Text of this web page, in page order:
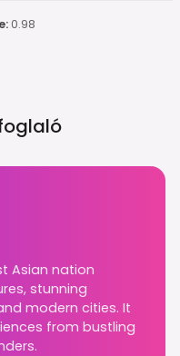
0.98
Asian nation
stunning
modern cities. It
from bustling